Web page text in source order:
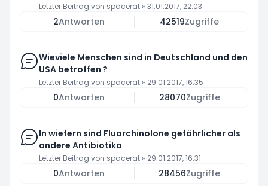
Letzter Beitrag von spacerat » 31.01.2017, 22:03
2Antworten 42519Zugriffe
Wieviele Menschen sind in Deutschland und den
USA betroffen ?
Letzter Beitrag von spacerat » 29.01.2017, 16:35
0Antworten 28070Zugriffe
In wiefern sind Fluorchinolone gefährlicher als
andere Antibiotika
Letzter Beitrag von spacerat » 29.01.2017, 16:31
0Antworten 28456Zugriffe